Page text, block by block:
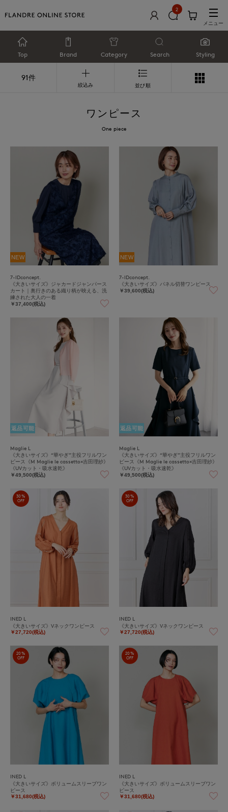
2
メニュー
Top Brand Category Search Styling
91件
絞込み 並び順
ワンピース
One piece
NEW
7-IDconcept.
《大きいサイズ》ジャカードジャンパース
カート｜奥行きのある織り柄が映える、洗
練された大人の一着
￥37,400(税込)
NEW
7-IDconcept.
《大きいサイズ》パネル切替ワンピース
￥39,600(税込)
返品可能
Maglie L
《大きいサイズ》“華やぎ”主役フリルワン
ピース《M Maglie le cassetto×吉田理紗》
《UVカット・吸水速乾》
￥49,500(税込)
返品可能
Maglie L
《大きいサイズ》“華やぎ”主役フリルワン
ピース《M Maglie le cassetto×吉田理紗》
《UVカット・吸水速乾》
￥49,500(税込)
30%
OFF
INED L
《大きいサイズ》Vネックワンピース
￥27,720(税込)
30%
OFF
INED L
《大きいサイズ》Vネックワンピース
￥27,720(税込)
20%
OFF
INED L
《大きいサイズ》ボリュームスリーブワン
ピース
￥31,680(税込)
20%
OFF
INED L
《大きいサイズ》ボリュームスリーブワン
ピース
￥31,680(税込)